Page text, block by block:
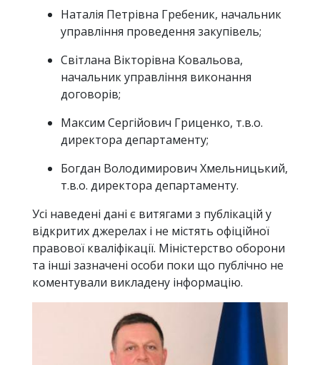
Наталія Петрівна Гребеник, начальник
управління проведення закупівель;
Світлана Вікторівна Ковальова,
начальник управління виконання
договорів;
Максим Сергійович Гриценко, т.в.о.
директора департаменту;
Богдан Володимирович Хмельницький,
т.в.о. директора департаменту.
Усі наведені дані є витягами з публікацій у
відкритих джерелах і не містять офіційної
правової кваліфікації. Міністерство оборони
та інші зазначені особи поки що публічно не
коментували викладену інформацію.